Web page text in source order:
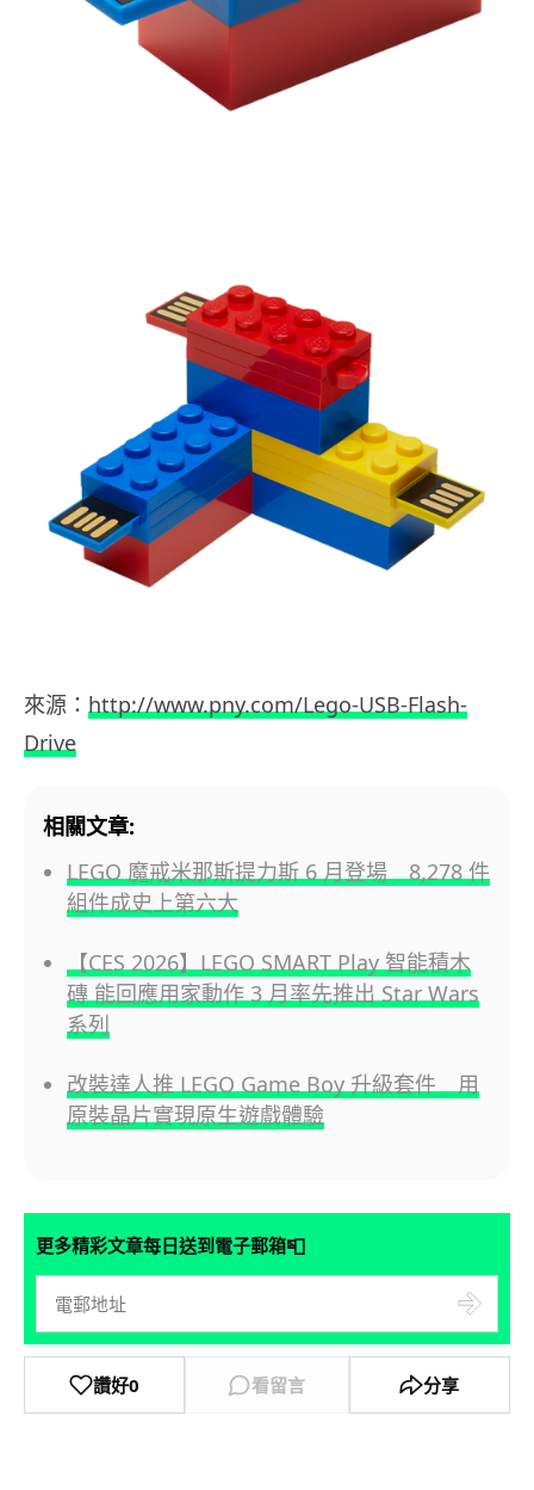
來源： http://www.pny.com/Lego-USB-Flash-
Drive
相關文章:
LEGO 魔戒米那斯提力斯 6 月登場 8,278 件
組件成史上第六大
【CES 2026】LEGO SMART Play 智能積木
磚 能回應用家動作 3 月率先推出 Star Wars
系列
改裝達人推 LEGO Game Boy 升級套件 用
原裝晶片實現原生遊戲體驗
更多精彩文章每日送到電子郵箱📮
讚好0 看留言 分享